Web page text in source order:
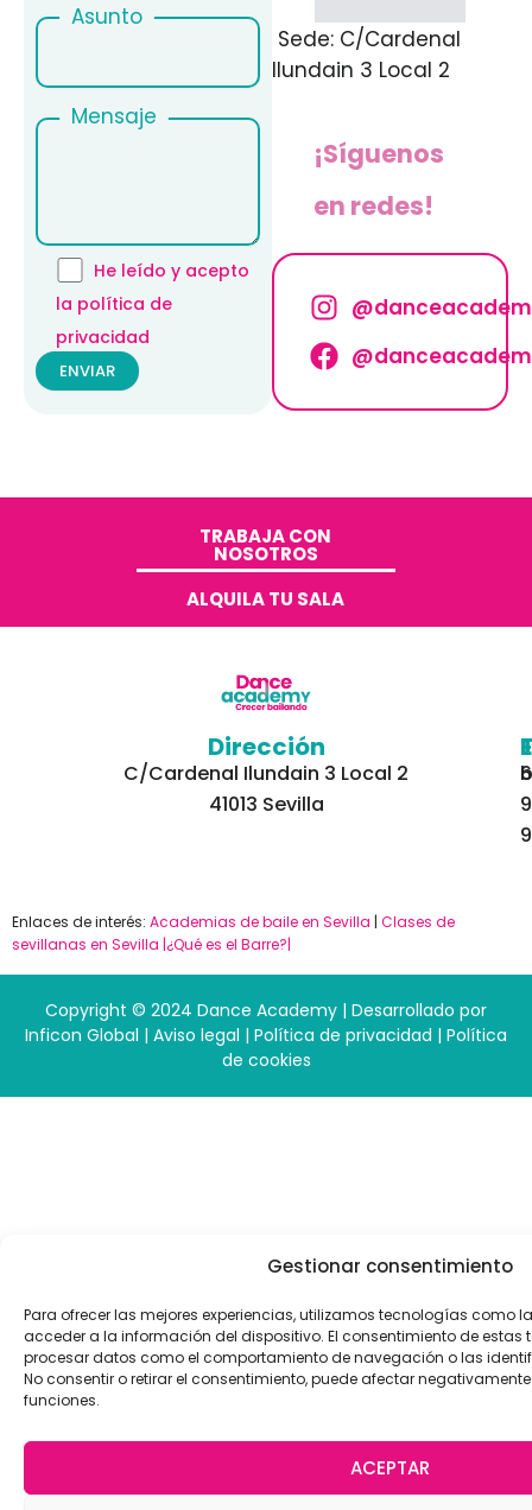
Gestionar consentimiento
Para ofrecer las mejores experiencias, utilizamos tecnologías como
acceder a la información del dispositivo. El consentimiento de
procesar datos como el comportamiento de navegación o las
No consentir o retirar el consentimiento, puede afectar
funciones.
ACEPTAR
Asunto
Mensaje
He leído y acepto
la política de
privacidad
Sede: C/Cardenal
Ilundain 3 Local 2
¡Síguenos
en redes!
TRABAJA CON
NOSOTROS​
ALQUILA TU SALA
Dirección
C/Cardenal Ilundain 3 Local 2
41013 Sevilla
Enlaces de interés: Academias de baile en Sevilla | Clases de
sevillanas en Sevilla |¿Qué es el Barre?|
Copyright © 2024 Dance Academy | Desarrollado por
Inficon Global | Aviso legal | Política de privacidad | Política
de cookies